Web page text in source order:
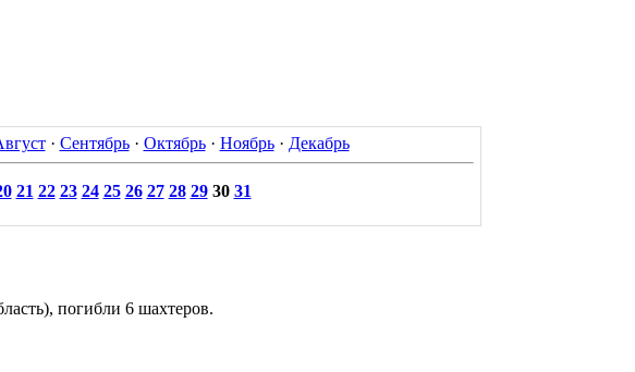
· Сентябрь· Октябрь· Ноябрь· Декабрь
21 22 23 24 25 26 27 28 29 30 31
погибли 6 шахтеров.